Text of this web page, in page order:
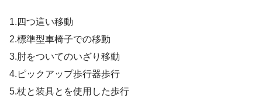
1.四つ這い移動
2.標準型車椅子での移動
3.肘をついてのいざり移動
4.ピックアップ歩行器歩行
5.杖と装具とを使用した歩行